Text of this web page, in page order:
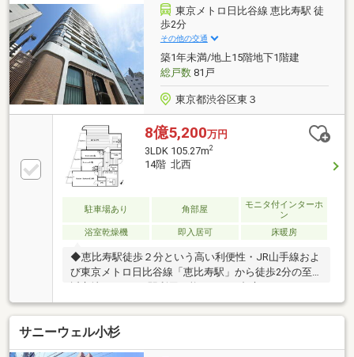
スーパーやコンビニ、小学校も徒歩圏内で毎日の暮ら
しが快適。オートロック・宅配ボックス・防犯カメラ
も備え、安心と利便性を兼ね備えた住まいです。空室
につきご都合に合わせてご見学可能。ぜひ現地で住み
心地をご体感ください。
東京メトロ日比谷線 恵比寿駅 徒
歩2分
その他の交通
築1年未満/地上15階地下1階建
総戸数81戸
東京都渋谷区東３
8億5,200万円
3LDK 105.27m2
14階 北西
駐車場あり 角部屋
モニタ付インターホ
ン
浴室乾燥機
即入居可 床暖房
◆恵比寿駅徒歩２分という高い利便性・JR山手線およ
び東京メトロ日比谷線「恵比寿駅」から徒歩2分の至
近立地です。・2駅利用可能なため、都心のあらゆる
主要エリアへダイレクトに移動できます。◆14階角住
戸からの開放的なパノラマ・14階という高層階に位置
し、美しい都心の景色を日夜楽しむことができま
す。・2面バルコニーの角住戸設計で、室内に心地よ
サニーウェル小杉